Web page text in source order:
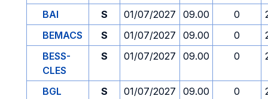
BAI
S 01/07/2027 09.00 0
BEMACS
S 01/07/2027 09.00 0
BESS-
CLES
S 01/07/2027 09.00 0
BGL S 01/07/2027 09.00 0